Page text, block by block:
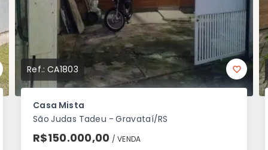
Ref.:CA1803
Casa Mista
São Judas Tadeu - Gravataí/RS
R$150.000,00 / VENDA